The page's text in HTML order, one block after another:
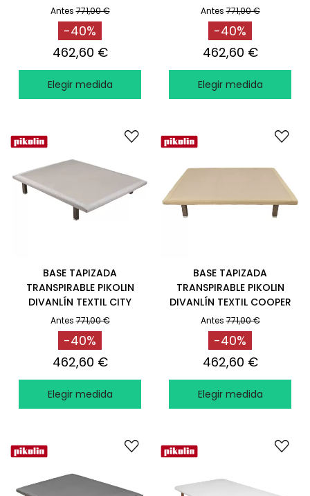
Antes 771,00 €
-40%
462,60 €
Elegir medida
Antes 771,00 €
-40%
462,60 €
Elegir medida
BASE TAPIZADA
TRANSPIRABLE PIKOLIN
DIVANLÍN TEXTIL CITY
Antes 771,00 €
-40%
462,60 €
Elegir medida
BASE TAPIZADA
TRANSPIRABLE PIKOLIN
DIVANLÍN TEXTIL COOPER
Antes 771,00 €
-40%
462,60 €
Elegir medida